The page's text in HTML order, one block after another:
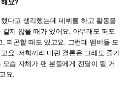
요?
다고 생각했는데 데뷔를 하고 활동을
지 않을 때가 있어요. 아무래도 퍼포
피곤할 때도 있고요. 그런데 멤버들 모
요. 저희끼리 내린 결론은 그래도 즐기
습 자체가 팬 분들에게 전달이 될 거
요.